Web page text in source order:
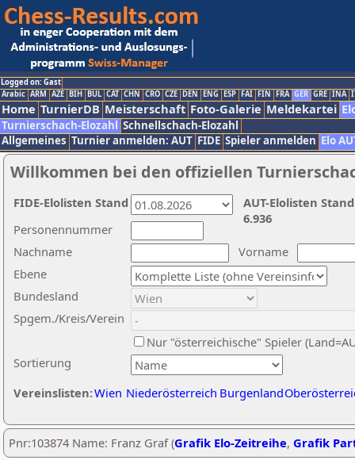
Logged on: Gast
Arabic ARM AZE BIH BUL CAT CHN CRO CZE DEN ENG ESP FAI FIN FRA GER GRE INA
Home TurnierDB Meisterschaft Foto-Galerie Meldekartei
Turnierschach-Elozahl Schnellschach-Elozahl
Allgemeines Turnier anmelden: AUT FIDE Spieler anmelden Elo
Willkommen bei den offiziellen
Nachname
Vorname
Ebene
Sortierung
Personennummer
Bundesland
Spgem./Kreis/Verein
Nur "österreichische" Spieler
Vereinslisten:Wien Niederösterreich Burgenland
AUT-Elolisten
6.936
FIDE-Elolisten Stand
Pnr:103874 Name: Franz Graf (Grafik Elo-Zeitreihe, Grafik